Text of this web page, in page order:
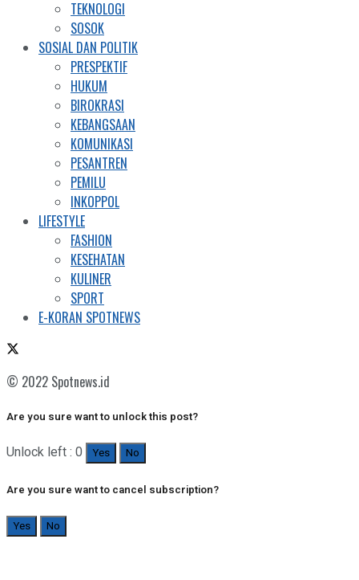
TEKNOLOGI
SOSOK
SOSIAL DAN POLITIK
PRESPEKTIF
HUKUM
BIROKRASI
KEBANGSAAN
KOMUNIKASI
PESANTREN
PEMILU
INKOPPOL
LIFESTYLE
FASHION
KESEHATAN
KULINER
SPORT
E-KORAN SPOTNEWS
© 2022 Spotnews.id
Are you sure want to unlock this post?
Unlock left : 0 Yes No
Are you sure want to cancel subscription?
Yes No